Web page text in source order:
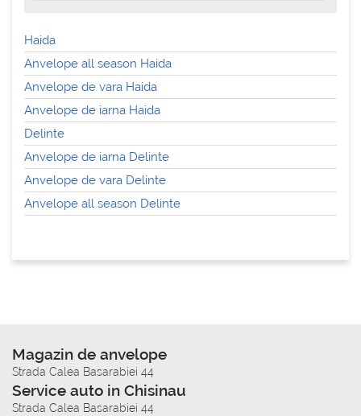
Haida
Anvelope all season Haida
Anvelope de vara Haida
Anvelope de iarna Haida
Delinte
Anvelope de iarna Delinte
Anvelope de vara Delinte
Anvelope all season Delinte
Magazin de anvelope
Strada Calea Basarabiei 44
Service auto in Chisinau
Strada Calea Basarabiei 44